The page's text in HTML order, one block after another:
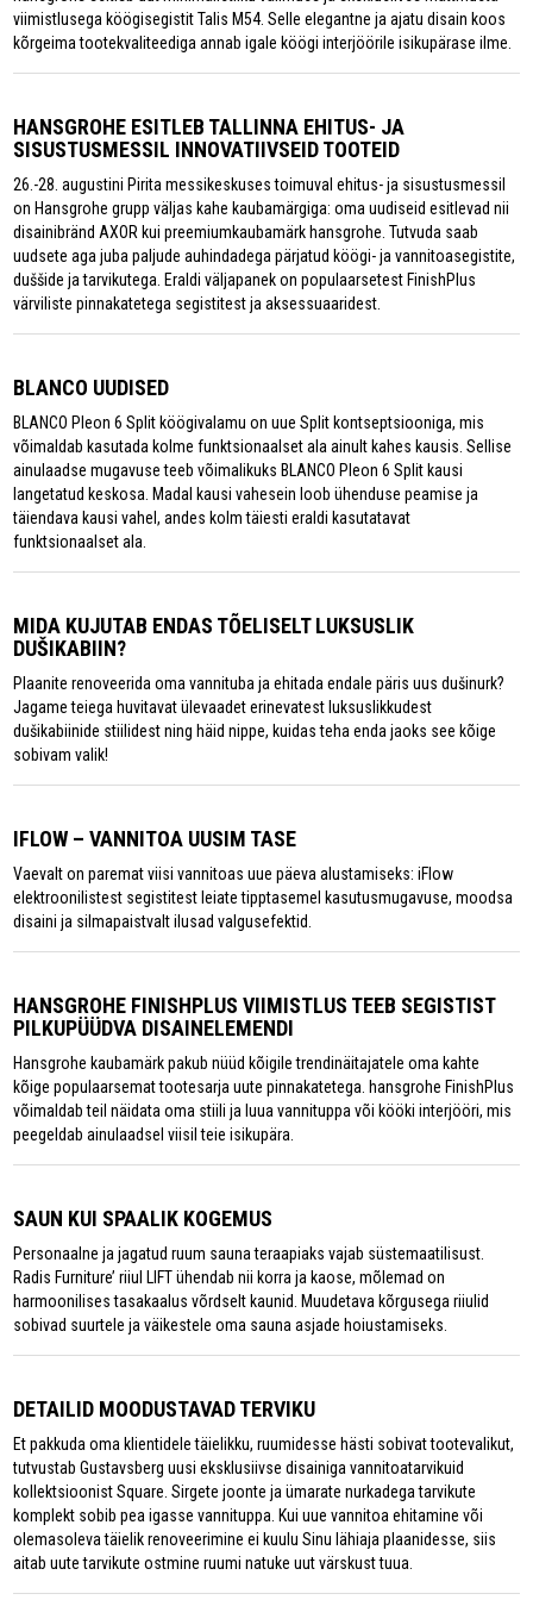
viimistlusega köögisegistit Talis M54. Selle elegantne ja ajatu disain koos
kõrgeima tootekvaliteediga annab igale köögi interjöörile isikupärase ilme.
HANSGROHE ESITLEB TALLINNA EHITUS- JA
SISUSTUSMESSIL INNOVATIIVSEID TOOTEID
26.-28. augustini Pirita messikeskuses toimuval ehitus- ja sisustusmessil
on Hansgrohe grupp väljas kahe kaubamärgiga: oma uudiseid esitlevad nii
disainibränd AXOR kui preemiumkaubamärk hansgrohe. Tutvuda saab
uudsete aga juba paljude auhindadega pärjatud köögi- ja vannitoasegistite,
duššide ja tarvikutega. Eraldi väljapanek on populaarsetest FinishPlus
värviliste pinnakatetega segistitest ja aksessuaaridest.
BLANCO UUDISED
BLANCO Pleon 6 Split köögivalamu on uue Split kontseptsiooniga, mis
võimaldab kasutada kolme funktsionaalset ala ainult kahes kausis. Sellise
ainulaadse mugavuse teeb võimalikuks BLANCO Pleon 6 Split kausi
langetatud keskosa. Madal kausi vahesein loob ühenduse peamise ja
täiendava kausi vahel, andes kolm täiesti eraldi kasutatavat
funktsionaalset ala.
MIDA KUJUTAB ENDAS TÕELISELT LUKSUSLIK
DUŠIKABIIN?
Plaanite renoveerida oma vannituba ja ehitada endale päris uus dušinurk?
Jagame teiega huvitavat ülevaadet erinevatest luksuslikkudest
dušikabiinide stiilidest ning häid nippe, kuidas teha enda jaoks see kõige
sobivam valik!
IFLOW – VANNITOA UUSIM TASE
Vaevalt on paremat viisi vannitoas uue päeva alustamiseks: iFlow
elektroonilistest segistitest leiate tipptasemel kasutusmugavuse, moodsa
disaini ja silmapaistvalt ilusad valgusefektid.
HANSGROHE FINISHPLUS VIIMISTLUS TEEB SEGISTIST
PILKUPÜÜDVA DISAINELEMENDI
Hansgrohe kaubamärk pakub nüüd kõigile trendinäitajatele oma kahte
kõige populaarsemat tootesarja uute pinnakatetega. hansgrohe FinishPlus
võimaldab teil näidata oma stiili ja luua vannituppa või kööki interjööri, mis
peegeldab ainulaadsel viisil teie isikupära.
SAUN KUI SPAALIK KOGEMUS
Personaalne ja jagatud ruum sauna teraapiaks vajab süstemaatilisust.
Radis Furniture’ riiul LIFT ühendab nii korra ja kaose, mõlemad on
harmoonilises tasakaalus võrdselt kaunid. Muudetava kõrgusega riiulid
sobivad suurtele ja väikestele oma sauna asjade hoiustamiseks.
DETAILID MOODUSTAVAD TERVIKU
Et pakkuda oma klientidele täielikku, ruumidesse hästi sobivat tootevalikut,
tutvustab Gustavsberg uusi eksklusiivse disainiga vannitoatarvikuid
kollektsioonist Square. Sirgete joonte ja ümarate nurkadega tarvikute
komplekt sobib pea igasse vannituppa. Kui uue vannitoa ehitamine või
olemasoleva täielik renoveerimine ei kuulu Sinu lähiaja plaanidesse, siis
aitab uute tarvikute ostmine ruumi natuke uut värskust tuua.